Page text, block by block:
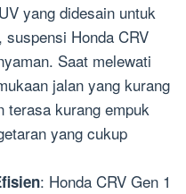
yang didesain untuk
suspensi Honda CRV
Saat melewati
jalan yang kurang
terasa kurang empuk
yang cukup
: Honda CRV Gen 1